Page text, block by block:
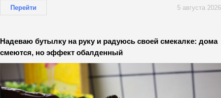
Перейти 5 августа 2026
Надеваю бутылку на руку и радуюсь своей смекалке: дома
смеются, но эффект обалденный